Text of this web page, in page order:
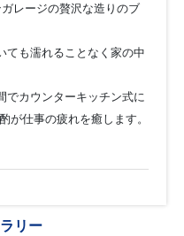
レージの贅沢な造りのブ
ても濡れることなく家の中
でカウンターキッチン式に
が仕事の疲れを癒します。
リー